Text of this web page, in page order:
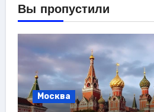
Вы пропустили
Москва